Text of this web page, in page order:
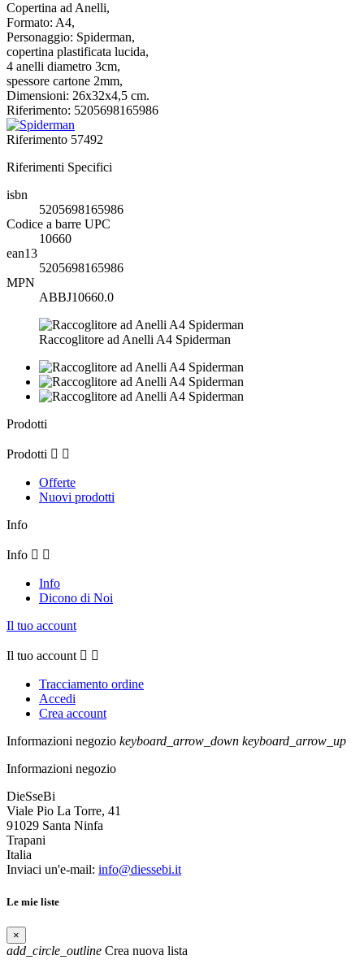
Copertina ad Anelli,
Formato: A4,
Personaggio: Spiderman,
copertina plastificata lucida,
4 anelli diametro 3cm,
spessore cartone 2mm,
Dimensioni: 26x32x4,5 cm.
Riferimento: 5205698165986
Riferimento 57492
Riferimenti Specifici
isbn
5205698165986
Codice a barre UPC
10660
ean13
5205698165986
MPN
ABBJ10660.0
Raccoglitore ad Anelli A4 Spiderman
Prodotti
Prodotti  
Offerte
Nuovi prodotti
Info
Info  
Info
Dicono di Noi
Il tuo account
Il tuo account  
Tracciamento ordine
Accedi
Crea account
Informazioni negozio keyboard_arrow_down keyboard_arrow_up
Informazioni negozio
DieSseBi
Viale Pio La Torre, 41
91029 Santa Ninfa
Trapani
Italia
Inviaci un'e-mail: info@diessebi.it
Le mie liste
×
add_circle_outline Crea nuova lista